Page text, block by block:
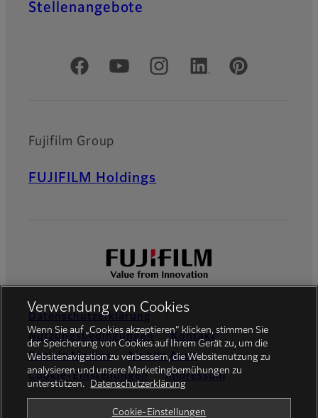
Stellenangebote
Offizielle soziale Medien
Fujifilm Group
FUJIFILM Holdings
Datenschutzerklärung
Nutzungsbedingungen
Kontakt
Soziale Medien
Mobile Apps
Cookie-Einstellungen
Impressum
Verwendung von Cookies
Wenn Sie auf „Cookies akzeptieren“ klicken, stimmen Sie
der Speicherung von Cookies auf Ihrem Gerät zu, um die
Websitenavigation zu verbessern, die Websitenutzung zu
analysieren und unsere Marketingbemühungen zu
unterstützen.
Datenschutzerklärung
Cookie-Einstellungen